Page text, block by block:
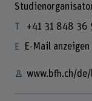
+41 31 848 36
E-Mail anzeigen
www.bfh.ch/